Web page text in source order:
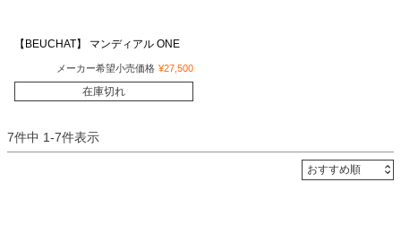
【BEUCHAT】 マンディアル ONE
メーカー希望小売価格 ¥27,500
在庫切れ
7件中 1-7件表示